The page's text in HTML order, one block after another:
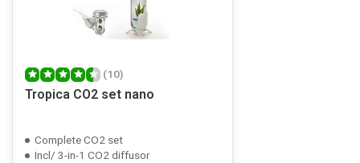
(10)
Tropica CO2 set nano
Complete CO2 set
Incl/ 3-in-1 CO2 diffusor